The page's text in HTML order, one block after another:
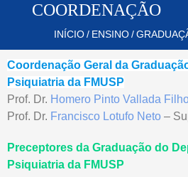
COORDENAÇÃO
INÍCIO/ ENSINO/
Coordenação Geral da
Psiquiatria da FMUSP
Prof. Dr. Homero Pinto Vallada
Prof. Dr. Francisco Lotufo Neto –
Preceptores da Graduação do
Psiquiatria da FMUSP